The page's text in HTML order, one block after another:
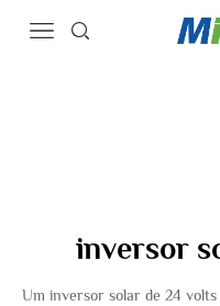
inversor
Um inversor solar de 24